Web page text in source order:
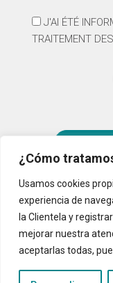
¿Cómo
Usamos cookies
experiencia de
la Clientela y
mejorar nuestra
aceptarlas todas,
J'AI ÉTÉ
TRAITEMENT
©
Canal des